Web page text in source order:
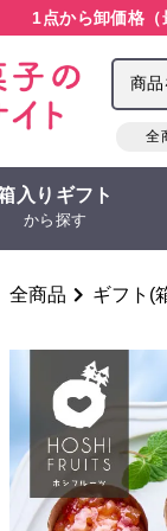
1点から卸価格
全
入りギフト
から探す
全商品 ギフト(